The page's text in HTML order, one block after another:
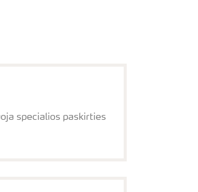
specialios paskirties